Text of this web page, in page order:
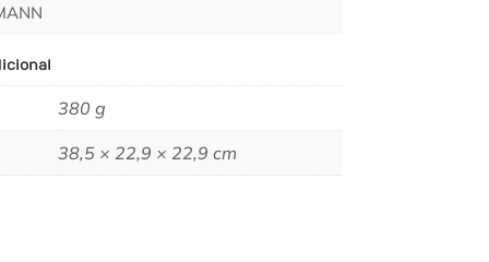
380 g
38,5 × 22,9 × 22,9 cm